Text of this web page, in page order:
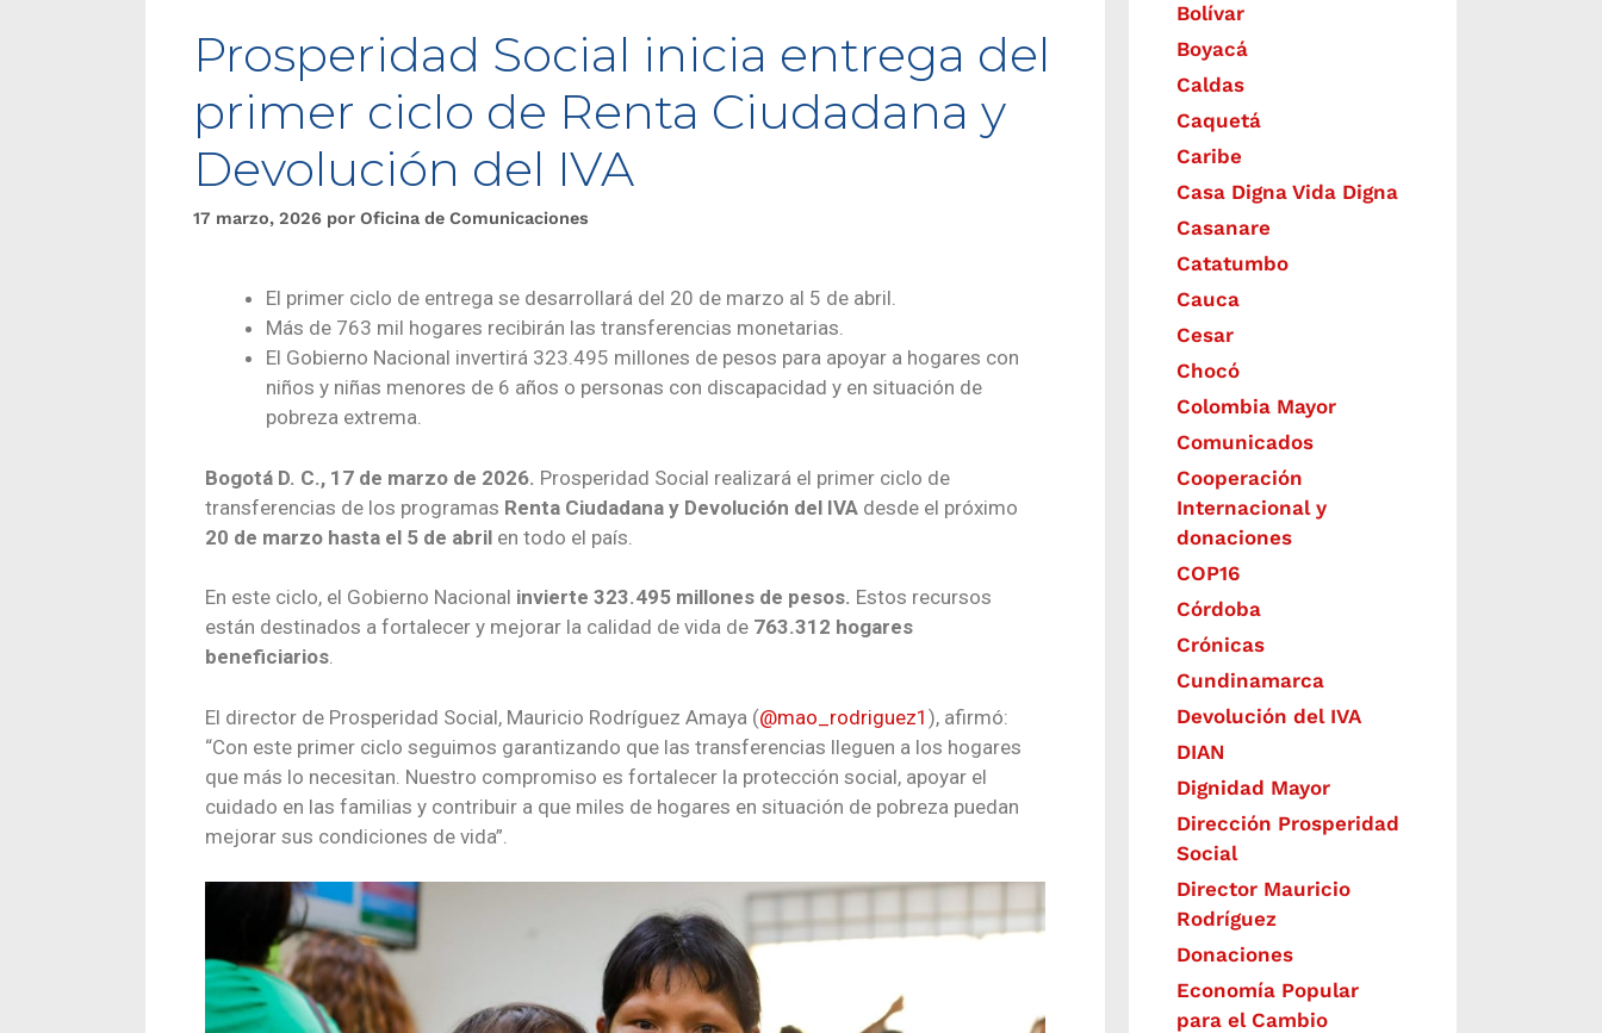
Prosperidad Social inicia entrega del
primer ciclo de Renta Ciudadana y
Devolución del IVA
17 marzo, 2026 por Oficina de Comunicaciones
El primer ciclo de entrega se desarrollará del 20 de marzo al 5 de abril.
Más de 763 mil hogares recibirán las transferencias monetarias.
El Gobierno Nacional invertirá 323.495 millones de pesos para apoyar a hogares con
niños y niñas menores de 6 años o personas con discapacidad y en situación de
pobreza extrema.
Bogotá D. C., 17 de marzo de 2026. Prosperidad Social realizará el primer ciclo de
transferencias de los programas Renta Ciudadana y Devolución del IVA desde el próximo
20 de marzo hasta el 5 de abril en todo el país.
En este ciclo, el Gobierno Nacional invierte 323.495 millones de pesos. Estos recursos
están destinados a fortalecer y mejorar la calidad de vida de 763.312 hogares
beneficiarios.
El director de Prosperidad Social, Mauricio Rodríguez Amaya (@mao_rodriguez1 ), afirmó:
“Con este primer ciclo seguimos garantizando que las transferencias lleguen a los hogares
que más lo necesitan. Nuestro compromiso es fortalecer la protección social, apoyar el
cuidado en las familias y contribuir a que miles de hogares en situación de pobreza puedan
mejorar sus condiciones de vida”.
Bolívar
Boyacá
Caldas
Caquetá
Caribe
Casa Digna Vida Digna
Casanare
Catatumbo
Cauca
Cesar
Chocó
Colombia Mayor
Comunicados
Cooperación
Internacional y
donaciones
COP16
Córdoba
Crónicas
Cundinamarca
Devolución del IVA
DIAN
Dignidad Mayor
Dirección Prosperidad
Social
Director Mauricio
Rodríguez
Donaciones
Economía Popular
para el Cambio